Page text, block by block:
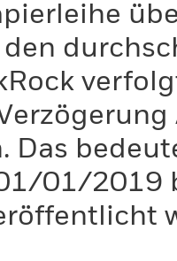
Das
01/2019